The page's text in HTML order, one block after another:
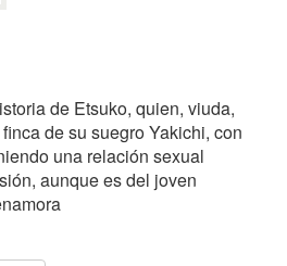
de Etsuko, quien, viuda,
de su suegro Yakichi, con
una relación sexual
aunque es del joven